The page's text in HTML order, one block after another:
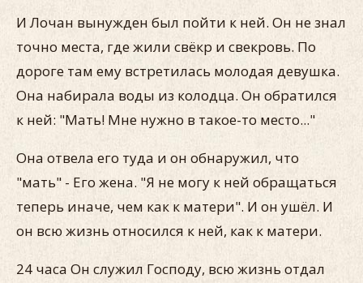
И Лочан вынужден был пойти к ней. Он не знал
точно места, где жили свёкр и свекровь. По
дороге там ему встретилась молодая девушка.
Она набирала воды из колодца. Он обратился
к ней: "Мать! Мне нужно в такое-то место..."
Она отвела его туда и он обнаружил, что
"мать" - Его жена. "Я не могу к ней обращаться
теперь иначе, чем как к матери". И он ушёл. И
он всю жизнь относился к ней, как к матери.
24 часа Он служил Господу, всю жизнь отдал